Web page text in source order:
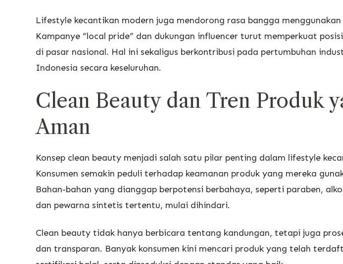
Lifestyle kecantikan modern juga mendorong rasa bangga menggunakan
Kampanye “local pride” dan dukungan influencer turut memperkuat
di pasar nasional. Hal ini sekaligus berkontribusi pada pertumbuhan
Indonesia secara keseluruhan.
Clean Beauty dan Tren Produk
Aman
Konsep clean beauty menjadi salah satu pilar penting dalam lifestyle
Konsumen semakin peduli terhadap keamanan produk yang mereka
Bahan-bahan yang dianggap berpotensi berbahaya, seperti paraben,
dan pewarna sintetis tertentu, mulai dihindari.
Clean beauty tidak hanya berbicara tentang kandungan, tetapi juga
dan transparan. Banyak konsumen kini mencari produk yang telah